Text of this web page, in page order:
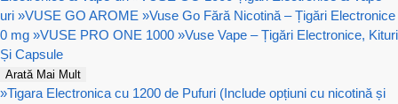
uri »VUSE GO AROME »Vuse Go Fără Nicotină – Țigări Electronice
0 mg »VUSE PRO ONE 1000 »Vuse Vape – Țigări Electronice, Kituri
Și Capsule
Arată Mai Mult
»Tigara Electronica cu 1200 de Pufuri (Include opțiuni cu nicotină și